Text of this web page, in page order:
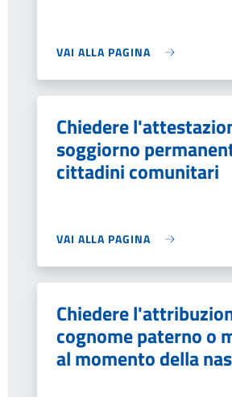
VAI ALLA PAGINA
Chiedere
soggiorno
cittadini comunitari
VAI ALLA PAGINA
Chiedere
cognome paterno o
al momento della